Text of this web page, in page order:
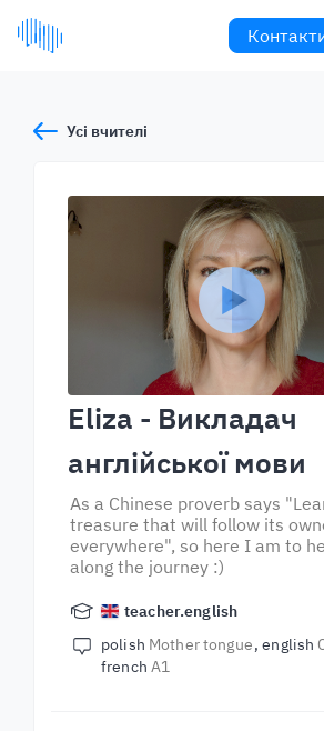
Усі вчителі
Eliza - Викладач
англійської мови
As a Chinese proverb says
treasure that will follow its
everywhere", so here I am to
along the journey :)
teacher.english
polish Mother tongue english
french A1